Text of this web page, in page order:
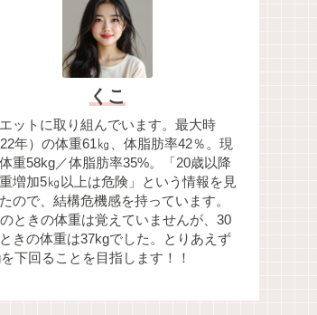
くこ
ットに取り組んでいます。最大時
年）の体重61㎏、体脂肪率42％。現
重58kg／体脂肪率35%。「20歳以降
増加5㎏以上は危険」という情報を見
ので、結構危機感を持っています。
ときの体重は覚えていませんが、30
きの体重は37kgでした。とりあえず
下回ることを目指します！！